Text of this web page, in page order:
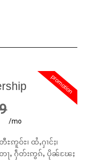
promotion
/mo
ဢူဝ်ႊ၊ ထႆႇႁၢင်ႈ၊
ႃႇ ႁဵတ်းဢွၵ်ႇ ပိုၼ်ၽႄႈ